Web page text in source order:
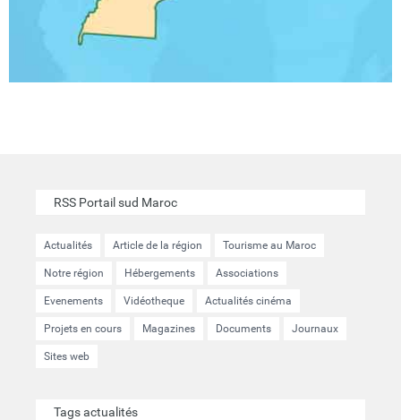
RSS Portail sud Maroc
Actualités Article de la région Tourisme au Maroc
Notre région Hébergements Associations
Evenements Vidéotheque Actualités cinéma
Projets en cours Magazines Documents Journaux
Sites web
Tags actualités